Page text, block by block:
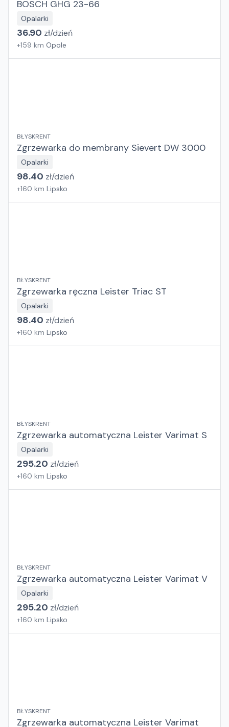
BOSCH GHG 23-66
Opalarki
36.90 zł/dzień
+159 km Opole
BŁYSKRENT
Zgrzewarka do membrany Sievert DW 3000
Opalarki
98.40 zł/dzień
+160 km Lipsko
BŁYSKRENT
Zgrzewarka ręczna Leister Triac ST
Opalarki
98.40 zł/dzień
+160 km Lipsko
BŁYSKRENT
Zgrzewarka automatyczna Leister Varimat S
Opalarki
295.20 zł/dzień
+160 km Lipsko
BŁYSKRENT
Zgrzewarka automatyczna Leister Varimat V
Opalarki
295.20 zł/dzień
+160 km Lipsko
BŁYSKRENT
Zgrzewarka automatyczna Leister Varimat